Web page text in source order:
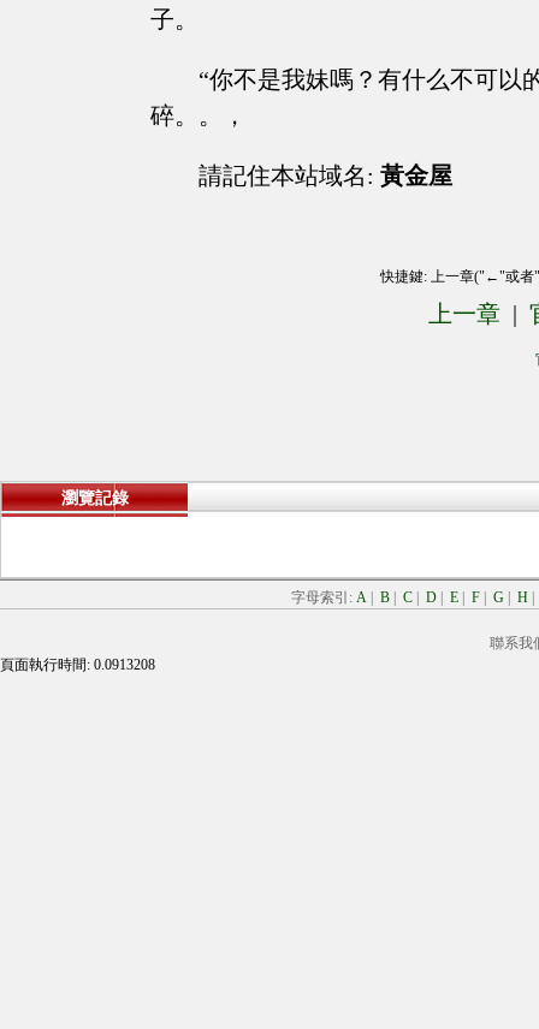
子。
“你不是我妹嗎？有什么不可以
碎。。，
請記住本站域名: 黃金屋
快捷鍵: 上一章("←"或
上一章 |
瀏覽記錄
字母索引: A B C D E F G H
聯系我
頁面執行時間: 0.0913208